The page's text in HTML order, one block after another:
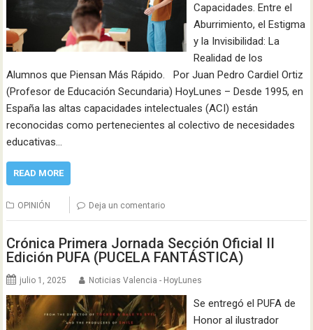
Capacidades. Entre el
Aburrimiento, el Estigma
y la Invisibilidad: La
Realidad de los
Alumnos que Piensan Más Rápido. Por Juan Pedro Cardiel Ortiz
(Profesor de Educación Secundaria) HoyLunes – Desde 1995, en
España las altas capacidades intelectuales (ACI) están
reconocidas como pertenecientes al colectivo de necesidades
educativas…
READ MORE
OPINIÓN Deja un comentario
Crónica Primera Jornada Sección Oficial II
Edición PUFA (PUCELA FANTÁSTICA)
julio 1, 2025 Noticias Valencia - HoyLunes
Se entregó el PUFA de
Honor al ilustrador